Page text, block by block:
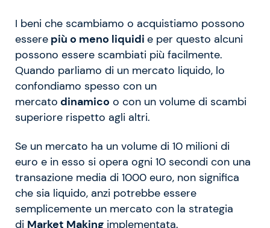
I beni che scambiamo o acquistiamo possono
essere più o meno liquidi e per questo alcuni
possono essere scambiati più facilmente.
Quando parliamo di un mercato liquido, lo
confondiamo spesso con un
mercato dinamico o con un volume di scambi
superiore rispetto agli altri.
Se un mercato ha un volume di 10 milioni di
euro e in esso si opera ogni 10 secondi con una
transazione media di 1000 euro, non significa
che sia liquido, anzi potrebbe essere
semplicemente un mercato con la strategia
di Market Making implementata.